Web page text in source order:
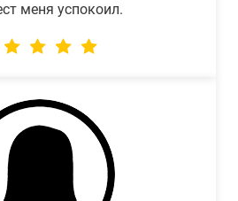
меня успокоил.